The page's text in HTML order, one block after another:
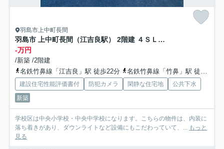
羽島市上中町長間
羽島市 上中町長間（江吉良駅） 2階建 ４ＳＬＤＫ
-万円
/新築 /2階建
名鉄竹鼻線「江吉良」駅 徒歩22分
名鉄竹鼻線「竹鼻」駅 徒歩30分
建設住宅性能評価書付 防犯カメラ 閑静な住宅地
公共下水
新築
学校区は中央小学校・中央中学校になります。こちらの物件は、内装に
落ち着きがあり、ダウンライトなど設備にもこだわっていて、... もっと
見る